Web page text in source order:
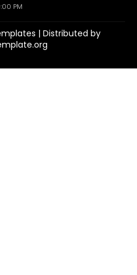
PM
| Distributed by